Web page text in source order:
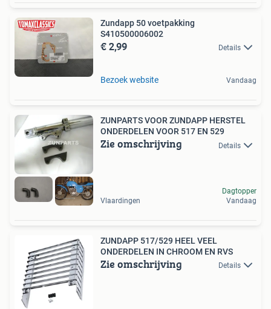
Zundapp 50 voetpakking
S410500006002
€ 2,99 Details
Bezoek website Vandaag
ZUNPARTS VOOR ZUNDAPP HERSTEL
ONDERDELEN VOOR 517 EN 529
Zie omschrijving Details
Vlaardingen
Dagtopper
Vandaag
ZUNDAPP 517/529 HEEL VEEL
ONDERDELEN IN CHROOM EN RVS
Zie omschrijving Details